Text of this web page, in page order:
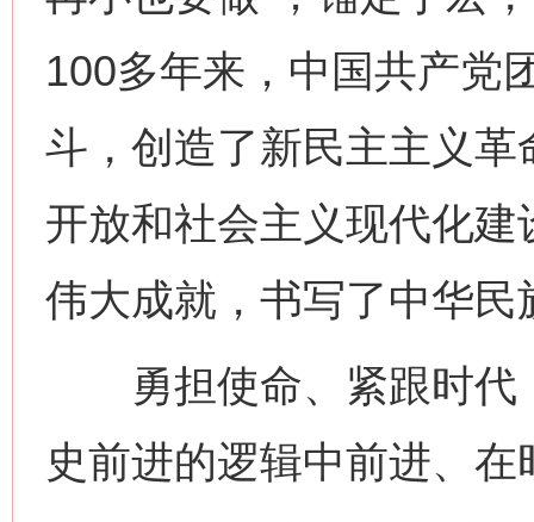
100多年来，中国共产党
斗，创造了新民主主义
开放和社会主义现代化
伟大成就，书写了中华
勇担使命、紧跟时代
史前进的逻辑中前进、